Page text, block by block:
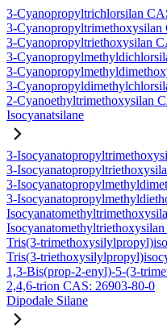
3-Cyanopropyltrichlorsilan
3-Cyanopropyltrimethoxysilan
3-Cyanopropyltriethoxysilan
3-
3-
3-
2-Cyanoethyltrimethoxysilan
Isocyanatsilane
3-
3-
3-
3-
Tris(3-
Tris(3-
1,3-Bis(prop-2-enyl)-5-(3-
2,4,6-trion CAS: 26903-80-0
Dipodale Silane